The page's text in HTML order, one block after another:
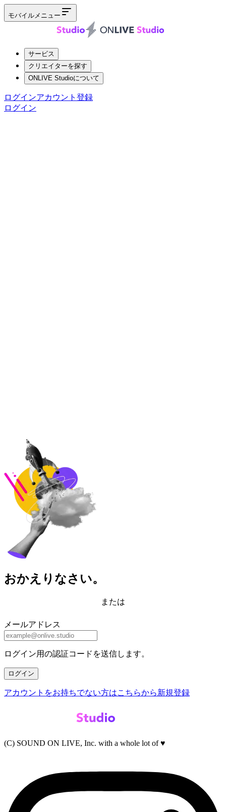
モバイルメニュー
サービス
クリエイターを探す
ONLIVE Studioについて
ログインアカウント登録
ログイン
おかえりなさい。
または
メールアドレス
ログイン用の認証コードを送信します。
ログイン
アカウントをお持ちでない方はこちらから新規登録
(C) SOUND ON LIVE, Inc. with a whole lot of ♥